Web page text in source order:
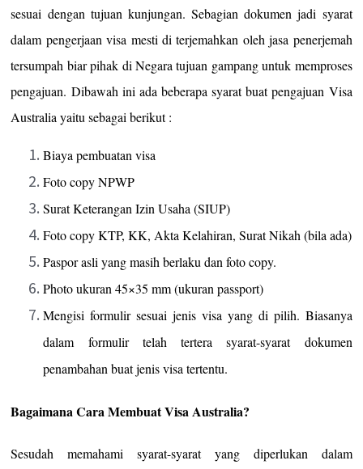
sesuai dengan tujuan kunjungan. Sebagian dokumen jadi syarat
dalam pengerjaan visa mesti di terjemahkan oleh jasa penerjemah
tersumpah biar pihak di Negara tujuan gampang untuk memproses
pengajuan. Dibawah ini ada beberapa syarat buat pengajuan Visa
Australia yaitu sebagai berikut :
Biaya pembuatan visa
Foto copy NPWP
Surat Keterangan Izin Usaha (SIUP)
Foto copy KTP, KK, Akta Kelahiran, Surat Nikah (bila ada)
Paspor asli yang masih berlaku dan foto copy.
Photo ukuran 45×35 mm (ukuran passport)
Mengisi formulir sesuai jenis visa yang di pilih. Biasanya
dalam formulir telah tertera syarat-syarat dokumen
penambahan buat jenis visa tertentu.
Bagaimana Cara Membuat Visa Australia?
Sesudah memahami syarat-syarat yang diperlukan dalam